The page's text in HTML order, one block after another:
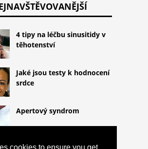
4 tipy na léčbu sinusitidy v
těhotenství
Jaké jsou testy k hodnocení
srdce
Apertový syndrom